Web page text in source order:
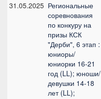
31.05.2025 Региональные
соревнования
по конкуру на
призы КСК
"Дерби", 6 этап :
юниоры/
юниорки 16-21
год (LL); юноши/
девушки 14-18
лет (LL);